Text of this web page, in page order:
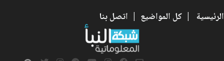
الرئيسية | كل المواضيع | اتصل بنا